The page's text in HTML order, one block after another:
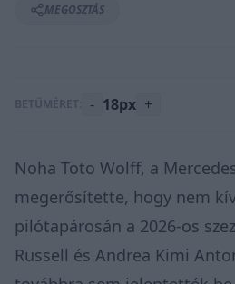
MEGOSZTÁS
BETŰMÉRET: - 18px +
Noha Toto Wolff, a
megerősítette, hogy nem
pilótapárosán a 2026-os
Russell és Andrea Kimi